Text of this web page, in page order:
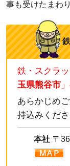
事も受けたまわ
鉄・スクラ
玉県熊谷市
あらかじめ
持込みくださ
本社 〒